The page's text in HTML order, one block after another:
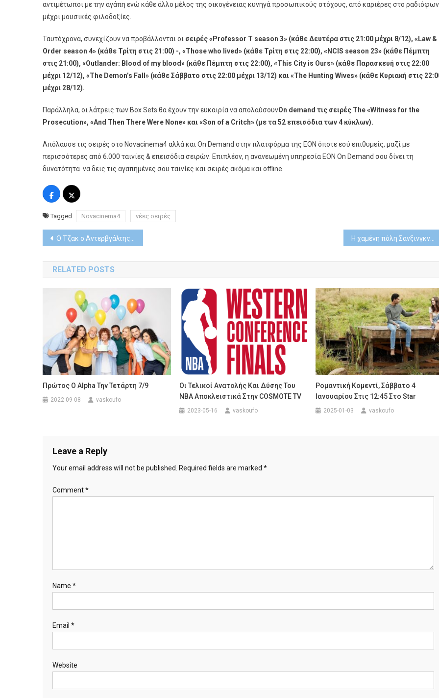
αντιμέτωποι με την αγάπη ενώ κάθε άλλο μέλος της οικογένειας κυνηγά προσωπικούς στόχους, από καριέρες στο
μέχρι μουσικές φιλοδοξίες.
Ταυτόχρονα, συνεχίζουν να προβάλλονται οι σειρές «Professor T season 3» (κάθε Δευτέρα στις 21:00 μέχρι 8/12), «Law &
Order season 4» (κάθε Τρίτη στις 21:00) -, «Thosewho lived» (κάθε Τρίτη στις 22:00), «NCIS season 23» (κάθε Πέμπτη
στις 21:00), «Outlander: Blood of my blood» (κάθε Πέμπτη στις 22:00), «This City is Ours» (κάθε Παρασκευή στις 22:00
μέχρι 12/12), «The Demon’s Fall » (κάθε Σάββατο στις 22:00 μέχρι 13/12) και «The Hunting Wives» (κάθε Κυριακή στις
μέχρι 28/12).
Παράλληλα, οι λάτρεις των Box Sets θα έχουν την ευκαιρία να απολαύσουνOn demand τις σειρές The«Witness for the
Prosecution», «And Then ThereWere None​» και «Son ofa Critch» (με τα 52 επεισόδια των 4 κύκλων).
Απόλαυσε τις σειρές στο Novacinema4 αλλά και On Demand στην πλατφόρμα της ΕΟΝ όποτε εσύ επιθυμείς, μαζί με
περισσότερες από 6.000 ταινίες & επεισόδια σειρών. Επιπλέον, η ανανεωμένη υπηρεσία ΕΟΝ On Demand σου δίνει τη
δυνατότητα να δεις τις αγαπημένες σου ταινίες και σειρές ακόμα και offline.
Tagged Novacinema4 νέες σειρές
Post
navigation
Ο Τζακ ο Αντερβγάλτης ο Χίτλερ και ο Ιησούς έρχονται στο VIASAT HISTORY
RELATED POSTS
Πρώτος Ο Alpha Την Τετάρτη 7/9
2022-09-08 vaskoufo
Οι Τελικοί Ανατολής Και Δύσης Του
ΝΒΑ Αποκλειστικά Στην COSMOTE TV
2023-05-16 vaskoufo
Ρομαντική Κομεντί, Σάββατο 4
Ιανουαρίου Στις 12:45 Στο Star
2025-01-03 vaskoufo
Leave a Reply
Your email address will not be published. Required fields are marked *
Comment*
Name *
Email *
Website